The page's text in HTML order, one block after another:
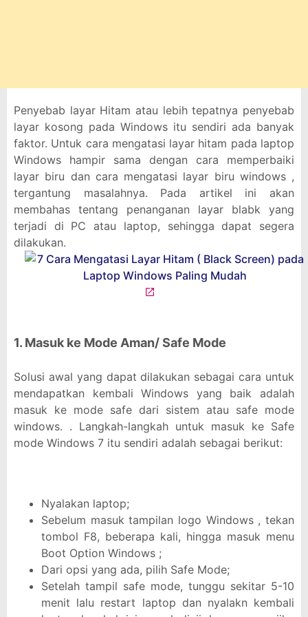
Penyebab layar Hitam atau lebih tepatnya penyebab
layar kosong pada Windows itu sendiri ada banyak
faktor. Untuk cara mengatasi layar hitam pada laptop
Windows hampir sama dengan cara memperbaiki
layar biru dan cara mengatasi layar biru windows ,
tergantung masalahnya. Pada artikel ini akan
membahas tentang penanganan layar blabk yang
terjadi di PC atau laptop, sehingga dapat segera
dilakukan.
1. Masuk ke Mode Aman/ Safe Mode
Solusi awal yang dapat dilakukan sebagai cara untuk
mendapatkan kembali Windows yang baik adalah
masuk ke mode safe dari sistem atau safe mode
windows. . Langkah-langkah untuk masuk ke Safe
mode Windows 7 itu sendiri adalah sebagai berikut:
Nyalakan laptop;
Sebelum masuk tampilan logo Windows , tekan
tombol F8, beberapa kali, hingga masuk menu
Boot Option Windows ;
Dari opsi yang ada, pilih Safe Mode;
Setelah tampil safe mode, tunggu sekitar 5-10
menit lalu restart laptop dan nyalakn kembali